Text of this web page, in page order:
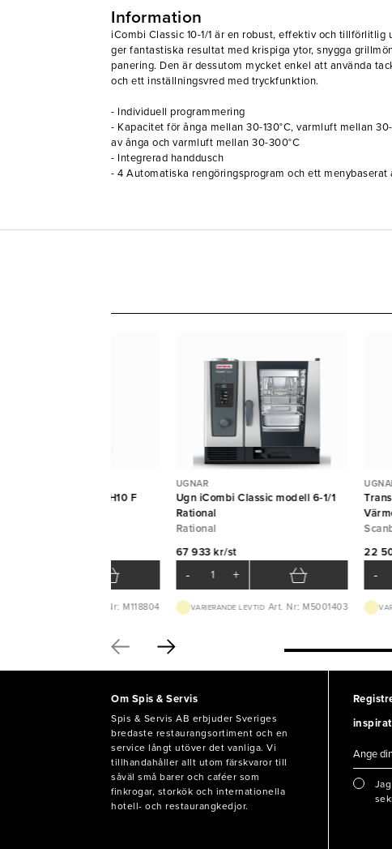
Information
iCombi Classic 10-1/1 är en robust, effektiv och tillförlitlig
ger fantastiska resultat med krispiga ytor, snygga
panering. Den är dessutom mycket enkel att använda
och ett inställningsvred med tryckfunktion.
- Individuell programmering
- Kapacitet för ånga mellan 30-130°C, varmluft mellan
av ånga och varmluft mellan 30-300°C
- Integrerad handdusch
- 4 Automatiska rengöringsprogram och ett menybaserat
Ergo Line H10 F
Art. Nr: M118804
UGNAR
Ugn iCombi Classic modell 6-1/1
Rational
Rational
67 933 kr/st
- +
VARIERANDE LEVTID Art. Nr: M5001403
22
-
Om Spis & Servis
Spis & Servis AB erbjuder Sveriges
bredaste restaurangsortiment och en
service långt utöver det vanliga. Vi
tillhandahåller allt utom färskvaror till
såväl små barer och caféer som
finkrogar, storkök och internationella
hotell- och restaurangkedjor.